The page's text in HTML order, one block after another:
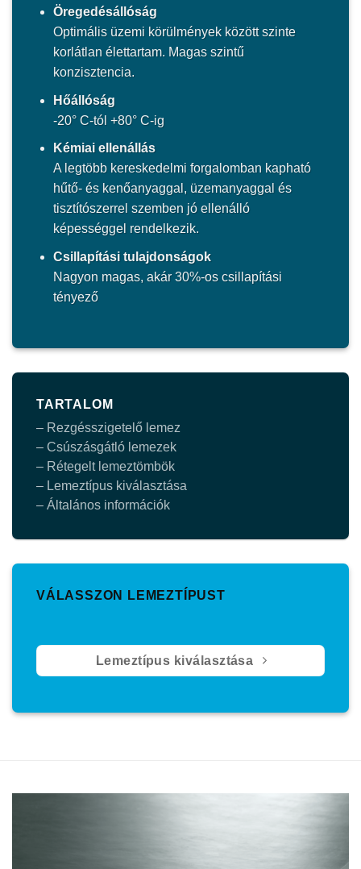
Öregedésállóság
Optimális üzemi körülmények között szinte
korlátlan élettartam. Magas szintű
konzisztencia.
Hőállóság
-20° C-tól +80° C-ig
Kémiai ellenállás
A legtöbb kereskedelmi forgalomban kapható
hűtő- és kenőanyaggal, üzemanyaggal és
tisztítószerrel szemben jó ellenálló
képességgel rendelkezik.
Csillapítási tulajdonságok
Nagyon magas, akár 30%-os csillapítási
tényező
TARTALOM
– Rezgésszigetelő lemez
– Csúszásgátló lemezek
– Rétegelt lemeztömbök
– Lemeztípus kiválasztása
– Általános információk
VÁLASSZON LEMEZTÍPUST
Lemeztípus kiválasztása